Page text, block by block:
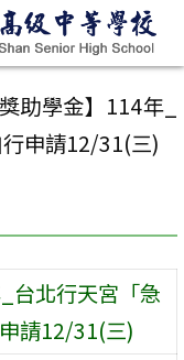
獎助學金】114年_
申請12/31(三)
台北行天宮「急
請12/31(三)